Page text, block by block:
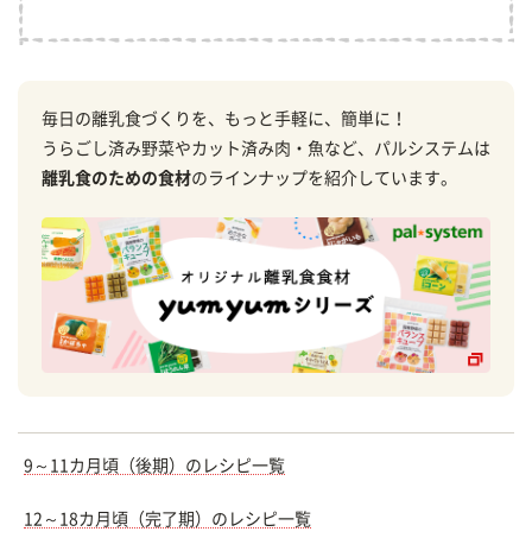
毎日の離乳食づくりを、もっと手軽に、簡単に！
うらごし済み野菜やカット済み肉・魚など、パルシステムは
離乳食のための食材のラインナップを紹介しています。
9～11カ月頃（後期）のレシピ一覧
12～18カ月頃（完了期）のレシピ一覧